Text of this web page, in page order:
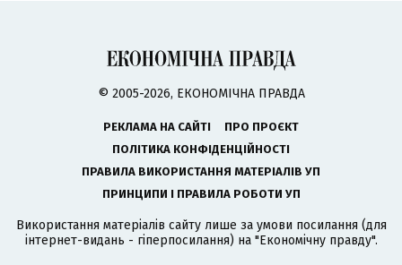
© 2005-2026, ЕКОНОМІЧНА ПРАВДА
РЕКЛАМА НА САЙТІ
ПРО ПРОЄКТ
ПОЛІТИКА КОНФІДЕНЦІЙНОСТІ
ПРАВИЛА ВИКОРИСТАННЯ МАТЕРІАЛІВ УП
ПРИНЦИПИ І ПРАВИЛА РОБОТИ УП
Використання матеріалів сайту лише за умови посилання (для
інтернет-видань - гіперпосилання) на "Економічну правду".